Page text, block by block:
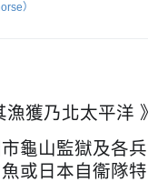
）
漁獲乃北太平洋
龜山監獄及各
或日本自衞隊